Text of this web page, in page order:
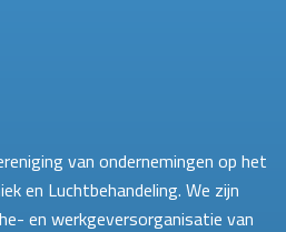
van ondernemingen op het
en Luchtbehandeling. We zijn
en werkgeversorganisatie van